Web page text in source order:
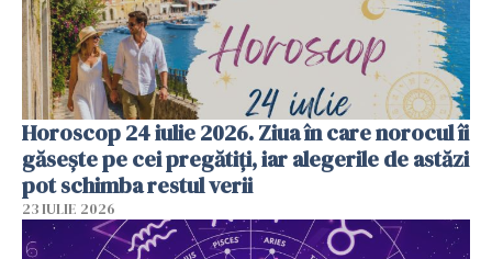
Horoscop 24 iulie 2026. Ziua în care norocul îi
găsește pe cei pregătiți, iar alegerile de astăzi
pot schimba restul verii
23 IULIE 2026